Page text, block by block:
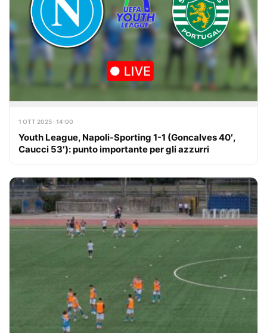
1 OTT 2025 · 14:00
Youth League, Napoli-Sporting 1-1 (Goncalves 40′,
Caucci 53′): punto importante per gli azzurri